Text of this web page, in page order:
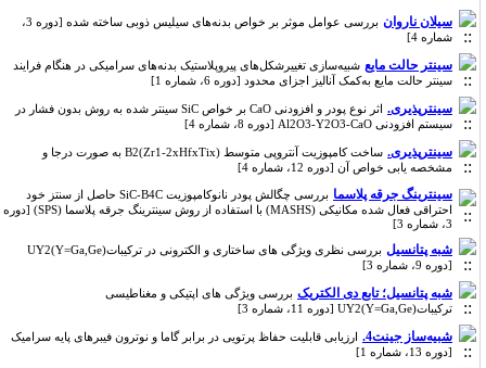
سیلان ناروان
بررسی عوامل موثر بر خواص بدنه‌های سیلیس ذوبی ساخته شده [دوره 3،
شماره 4]
سینتر حالت مایع شبیه‌سازی تغییرشکل‌های پیروپلاستیک بدنه‌های سرامیکی در هنگام فرایند
سینتر حالت مایع به‌کمک آنالیز اجزای محدود [دوره 6، شماره 1]
سینترپذیری.
اثر نوع پودر و افزودنی CaO بر خواص SiC سینتر شده به روش بدون فشار در
سیستم افزودنی Al2O3-Y2O3-CaO [دوره 8، شماره 4]
سینترپذیری‌.
ساخت کامپوزیت آنتروپی متوسط B2(Zr1-2xHfxTix) به صورت درجا و
مشخصه یابی خواص آن [دوره 12، شماره 4]
سینترینگ جرقه پلاسما
بررسی چگالش پودر نانوکامپوزیت SiC-B4C حاصل از سنتز خود
احتراقی فعال شده مکانیکی (MASHS) با استفاده از روش سینترینگ جرقه پلاسما (SPS) [دوره
شبه پتانسیل
بررسی نظری ویژگی های ساختاری و الکترونی در ترکیباتUY2(Y=Ga,Ge)
[دوره 9، شماره 3]
شبه پتانسیل؛ تابع دی الکتریک بررسی ویژگی های اپتیکی و مغناطیسی
ترکیباتUY2(Y=Ga,Ge) [دوره 11، شماره 3]
شبیه‌ساز جینت4.
ارزیابی قابلیت حفاظ پرتویی در برابر گاما و نوترون فیبرهای پایه سرامیک‌
[دوره 13، شماره 1]